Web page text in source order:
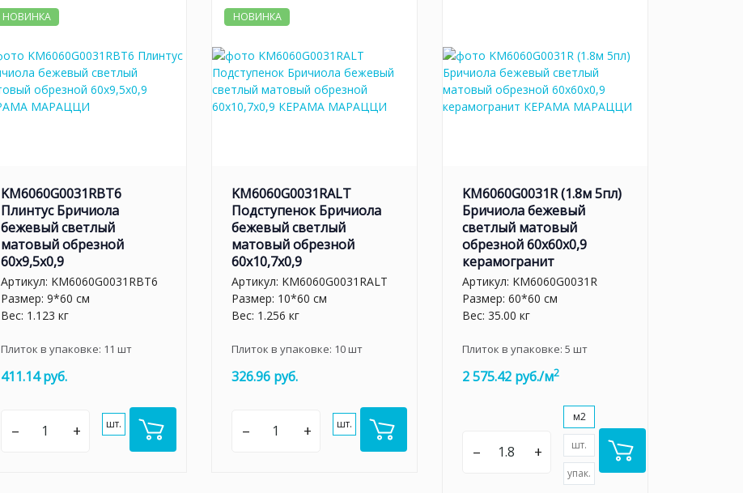
НОВИНКА
KM6060G0031RBT6
Плинтус Бричиола
бежевый светлый
матовый обрезной
60x9,5x0,9
Артикул: KM6060G0031RBT6
Размер: 9*60 см
Вес: 1.123 кг
Плиток в упаковке: 11 шт
411.14 руб.
– + шт.
НОВИНКА
KM6060G0031RALT
Подступенок Бричиола
бежевый светлый
матовый обрезной
60x10,7x0,9
Артикул: KM6060G0031RALT
Размер: 10*60 см
Вес: 1.256 кг
Плиток в упаковке: 10шт
326.96 руб.
– + шт.
KM6060G0031R (1.8м 5пл)
Бричиола бежевый
светлый матовый
обрезной 60x60x0,9
керамогранит
Артикул: KM6060G0031R
Размер: 60*60 см
Вес: 35.00 кг
Плиток в упаковке: 5 шт
2 575.42 руб./м2
– +
м2
шт.
упак.